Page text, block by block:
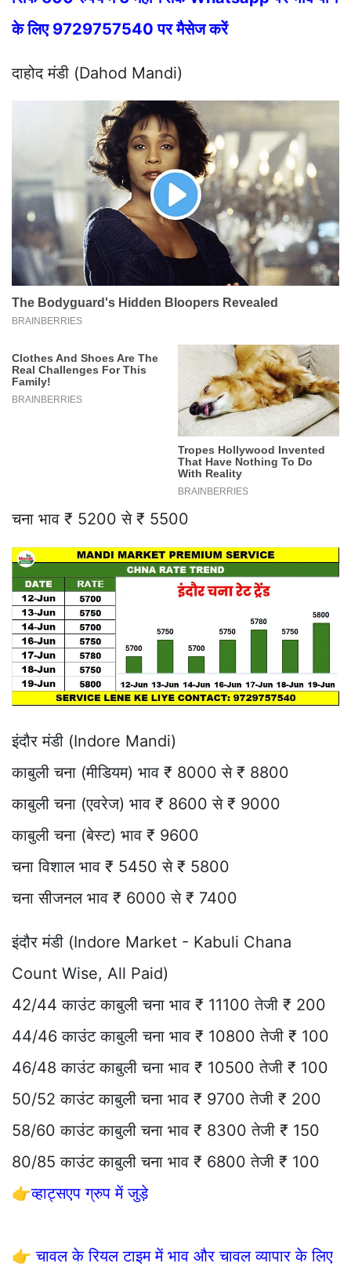
के लिए 9729757540 पर मैसेज करें
दाहोद मंडी (Dahod Mandi)
चना भाव ₹ 5200 से ₹ 5500
इंदौर मंडी (Indore Mandi)
काबुली चना (मीडियम) भाव ₹ 8000 से ₹ 8800
काबुली चना (एवरेज) भाव ₹ 8600 से ₹ 9000
काबुली चना (बेस्ट) भाव ₹ 9600
चना विशाल भाव ₹ 5450 से ₹ 5800
चना सीजनल भाव ₹ 6000 से ₹ 7400
इंदौर मंडी (Indore Market - Kabuli Chana
Count Wise, All Paid)
42/44 काउंट काबुली चना भाव ₹ 11100 तेजी ₹ 200
44/46 काउंट काबुली चना भाव ₹ 10800 तेजी ₹ 100
46/48 काउंट काबुली चना भाव ₹ 10500 तेजी ₹ 100
50/52 काउंट काबुली चना भाव ₹ 9700 तेजी ₹ 200
58/60 काउंट काबुली चना भाव ₹ 8300 तेजी ₹ 150
80/85 काउंट काबुली चना भाव ₹ 6800 तेजी ₹ 100
👉व्हाट्सएप ग्रुप में जुड़े
👉चावल के रियल टाइम में भाव और चावल व्यापार के लिए